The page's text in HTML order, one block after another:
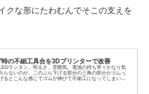
クな形にたわむんでそこの支えを
の不細工具合を3Dプリンターで改善
ランタン。明るさ、雰囲気、電池の持ち等々かなり気
らないのが、このぶら下げる部分の三角の部分がゴムっ
るとこんな感じでゴムが伸びて不細工になってしまいま